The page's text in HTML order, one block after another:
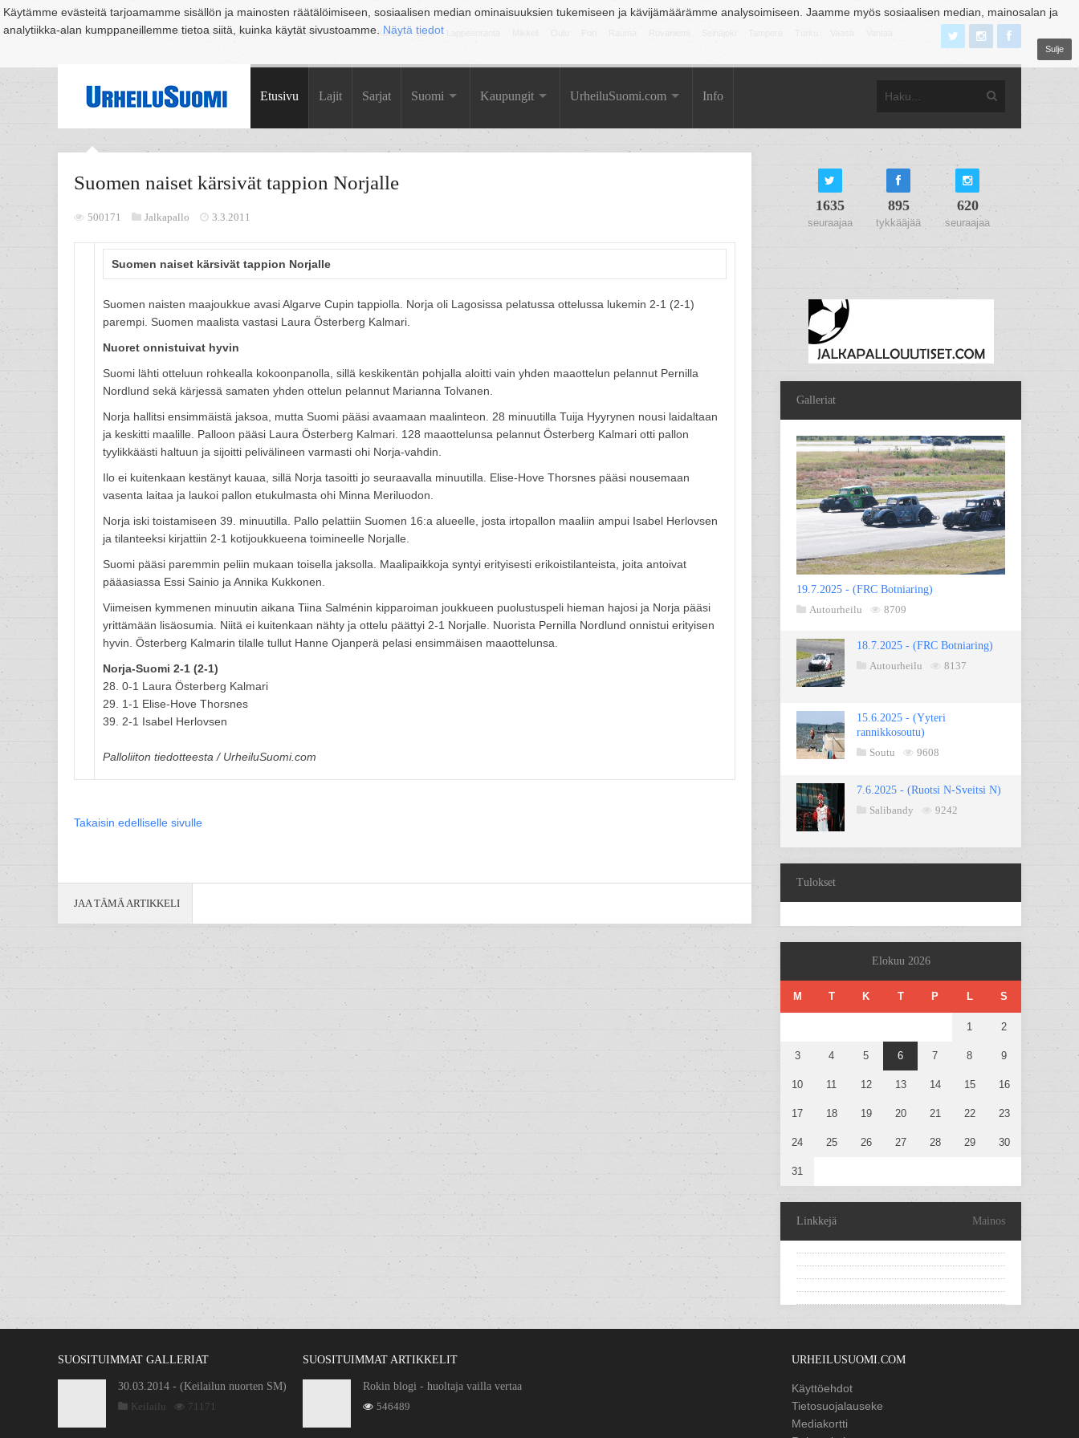
Käytämme evästeitä tarjoamamme sisällön ja mainosten räätälöimiseen, sosiaalisen median ominaisuuksien tukemiseen ja kävijämäärämme analysoimiseen. Jaamme myös sosiaalisen median, mainosalan ja
analytiikka-alan kumppaneillemme tietoa siitä, kuinka käytät sivustoamme. Näytä tiedot
Sulje
Suomi Espoo Helsinki Hämeenlinna Joensuu Jyväskylä Kouvola Kuopio Lahti
Etusivu Lajit Sarjat Suomi Kaupungit UrheiluSuomi.com Info
Suomen naiset kärsivät tappion Norjalle
500171 Jalkapallo 3.3.2011
Suomen naiset kärsivät tappion Norjalle
Suomen naisten maajoukkue avasi Algarve Cupin tappiolla. Norja oli Lagosissa pelatussa ottelussa lukemin 2-1 (2-1)
parempi. Suomen maalista vastasi Laura Österberg Kalmari.
Nuoret onnistuivat hyvin
Suomi lähti otteluun rohkealla kokoonpanolla, sillä keskikentän pohjalla aloitti vain yhden maaottelun pelannut Pernilla
Nordlund sekä kärjessä samaten yhden ottelun pelannut Marianna Tolvanen.
Norja hallitsi ensimmäistä jaksoa, mutta Suomi pääsi avaamaan maalinteon. 28 minuutilla Tuija Hyyrynen nousi laidaltaan
ja keskitti maalille. Palloon pääsi Laura Österberg Kalmari. 128 maaottelunsa pelannut Österberg Kalmari otti pallon
tyylikkäästi haltuun ja sijoitti pelivälineen varmasti ohi Norja-vahdin.
Ilo ei kuitenkaan kestänyt kauaa, sillä Norja tasoitti jo seuraavalla minuutilla. Elise-Hove Thorsnes pääsi nousemaan
vasenta laitaa ja laukoi pallon etukulmasta ohi Minna Meriluodon.
Norja iski toistamiseen 39. minuutilla. Pallo pelattiin Suomen 16:a alueelle, josta irtopallon maaliin ampui Isabel Herlovsen
ja tilanteeksi kirjattiin 2-1 kotijoukkueena toimineelle Norjalle.
Suomi pääsi paremmin peliin mukaan toisella jaksolla. Maalipaikkoja syntyi erityisesti erikoistilanteista, joita antoivat
pääasiassa Essi Sainio ja Annika Kukkonen.
Viimeisen kymmenen minuutin aikana Tiina Salménin kipparoiman joukkueen puolustuspeli hieman hajosi ja Norja pääsi
yrittämään lisäosumia. Niitä ei kuitenkaan nähty ja ottelu päättyi 2-1 Norjalle. Nuorista Pernilla Nordlund onnistui erityisen
hyvin. Österberg Kalmarin tilalle tullut Hanne Ojanperä pelasi ensimmäisen maaottelunsa.
Norja-Suomi 2-1 (2-1)
28. 0-1 Laura Österberg Kalmari
29. 1-1 Elise-Hove Thorsnes
39. 2-1 Isabel Herlovsen
Palloliiton tiedotteesta / UrheiluSuomi.com
Takaisin edelliselle sivulle
JAA TÄMÄ ARTIKKELI
1635
seuraajaa
895
tykkääjää
620
seuraajaa
Galleriat
19.7.2025 - (FRC Botniaring)
Autourheilu
8709
18.7.2025 - (FRC Botniaring)
Autourheilu
8137
15.6.2025 - (Yyteri
rannikkosoutu)
Soutu
9608
7.6.2025 - (Ruotsi N-Sveitsi N)
Salibandy
9242
Tulokset
Elokuu 2026
M T K T P L S
1 2
3 4 5 6 7 8 9
10 11 12 13 14 15 16
17 18 19 20 21 22 23
24 25 26 27 28 29 30
31
Linkkejä Mainos
SUOSITUIMMAT GALLERIAT
30.03.2014 - (Keilailun nuorten SM)
Keilailu
71171
SUOSITUIMMAT ARTIKKELIT
Rokin blogi - huoltaja vailla vertaa
546489
URHEILUSUOMI.COM
Käyttöehdot
Tietosuojalauseke
Mediakortti